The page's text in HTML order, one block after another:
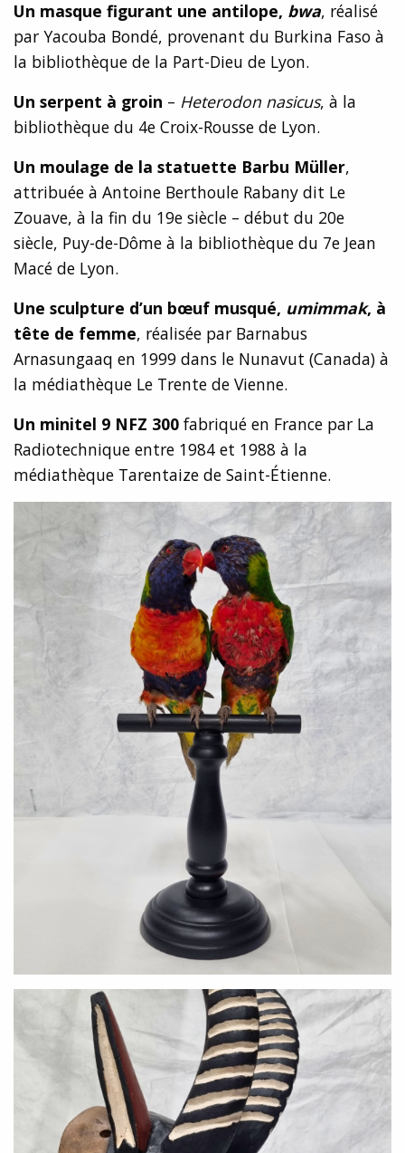
Un masque figurant une antilope, bwa, réalisé
par Yacouba Bondé, provenant du Burkina Faso à
la bibliothèque de la Part-Dieu de Lyon.
Un serpent à groin – Heterodon nasicus, à la
bibliothèque du 4e Croix-Rousse de Lyon.
Un moulage de la statuette Barbu Müller,
attribuée à Antoine Berthoule Rabany dit Le
Zouave, à la fin du 19e siècle – début du 20e
siècle, Puy-de-Dôme à la bibliothèque du 7e Jean
Macé de Lyon.
Une sculpture d’un bœuf musqué, umimmak, à
tête de femme, réalisée par Barnabus
Arnasungaaq en 1999 dans le Nunavut (Canada) à
la médiathèque Le Trente de Vienne.
Un minitel 9 NFZ 300 fabriqué en France par La
Radiotechnique entre 1984 et 1988 à la
médiathèque Tarentaize de Saint-Étienne.